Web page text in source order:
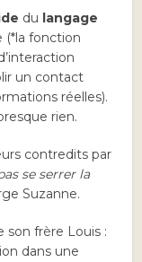
du langage
(*la fonction
un contact
réelles).
rien.
contredits par
se serrer la
Suzanne.
son frère Louis :
dans une